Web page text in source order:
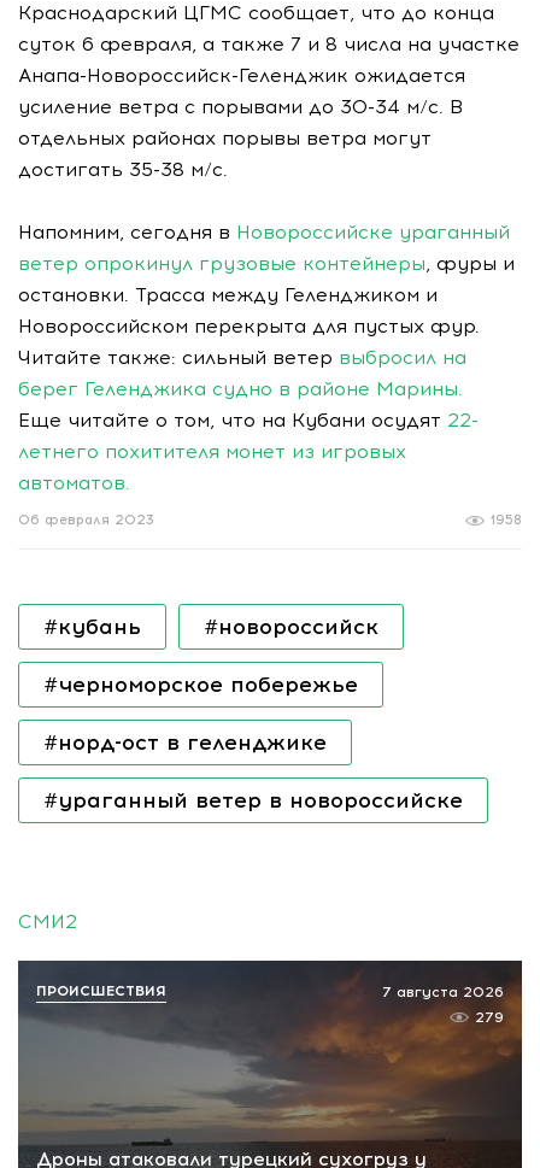
Краснодарский ЦГМС сообщает, что до конца
суток 6 февраля, а также 7 и 8 числа на участке
Анапа-Новороссийск-Геленджик ожидается
усиление ветра с порывами до 30-34 м/с. В
отдельных районах порывы ветра могут
достигать 35-38 м/с.
Напомним, сегодня в Новороссийске ураганный
ветер опрокинул грузовые контейнеры, фуры и
остановки. Трасса между Геленджиком и
Новороссийском перекрыта для пустых фур.
Читайте также: сильный ветер выбросил на
берег Геленджика судно в районе Марины.
Еще читайте о том, что на Кубани осудят 22-
летнего похитителя монет из игровых
автоматов.
1958
06 февраля 2023
#кубань #новороссийск
#черноморское побережье
#норд-ост в геленджике
#ураганный ветер в новороссийске
СМИ2
Дроны атаковали турецкий сухогруз у
7 августа 2026
279
ПРОИСШЕСТВИЯ